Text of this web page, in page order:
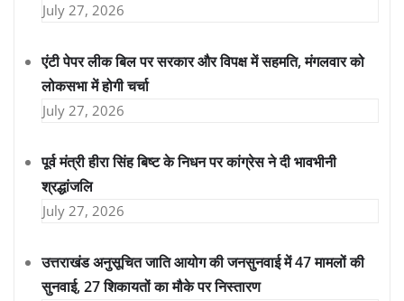
July 27, 2026
एंटी पेपर लीक बिल पर सरकार और विपक्ष में सहमति, मंगलवार को
लोकसभा में होगी चर्चा
July 27, 2026
पूर्व मंत्री हीरा सिंह बिष्ट के निधन पर कांग्रेस ने दी भावभीनी
श्रद्धांजलि
July 27, 2026
उत्तराखंड अनुसूचित जाति आयोग की जनसुनवाई में 47 मामलों की
सुनवाई, 27 शिकायतों का मौके पर निस्तारण